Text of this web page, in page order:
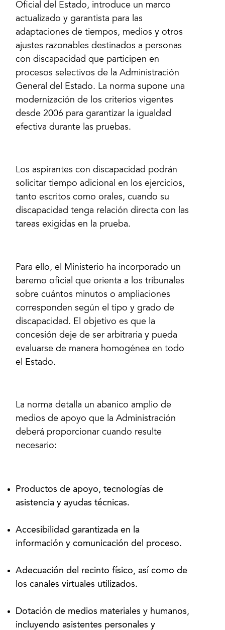
Oficial del Estado, introduce un marco
actualizado y garantista para las
adaptaciones de tiempos, medios y otros
ajustes razonables destinados a personas
con discapacidad que participen en
procesos selectivos de la Administración
General del Estado. La norma supone una
modernización de los criterios vigentes
desde 2006 para garantizar la igualdad
efectiva durante las pruebas.
Los aspirantes con discapacidad podrán
solicitar tiempo adicional en los ejercicios,
tanto escritos como orales, cuando su
discapacidad tenga relación directa con las
tareas exigidas en la prueba.
Para ello, el Ministerio ha incorporado un
baremo oficial que orienta a los tribunales
sobre cuántos minutos o ampliaciones
corresponden según el tipo y grado de
discapacidad. El objetivo es que la
concesión deje de ser arbitraria y pueda
evaluarse de manera homogénea en todo
el Estado.
La norma detalla un abanico amplio de
medios de apoyo que la Administración
deberá proporcionar cuando resulte
Productos de apoyo, tecnologías de
asistencia y ayudas técnicas.
Accesibilidad garantizada en la
información y comunicación del proceso.
Adecuación del recinto físico, así como de
los canales virtuales utilizados.
Dotación de medios materiales y humanos,
incluyendo asistentes personales y